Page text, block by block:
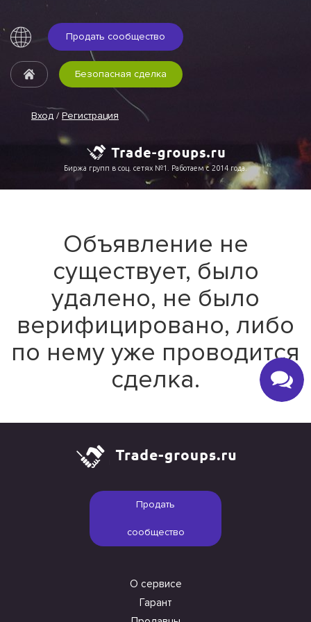
Продать сообщество
Вход / Регистрация
Безопасная сделка
Биржа групп в соц. сетях №1. Работаем с 2014 года.
Объявление не
существует, было
удалено, не было
верифицировано, либо
по нему уже проводится
сделка.
Продать
сообщество
О сервисе
Гарант